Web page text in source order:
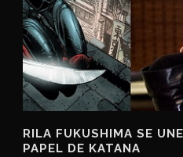
RILA FUKUSHIMA SE
PAPEL DE KATANA